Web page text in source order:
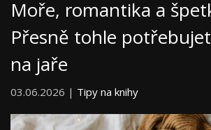
Moře, romantika a
Přesně tohle
na jaře
03.06.2026 | Tipy na knihy